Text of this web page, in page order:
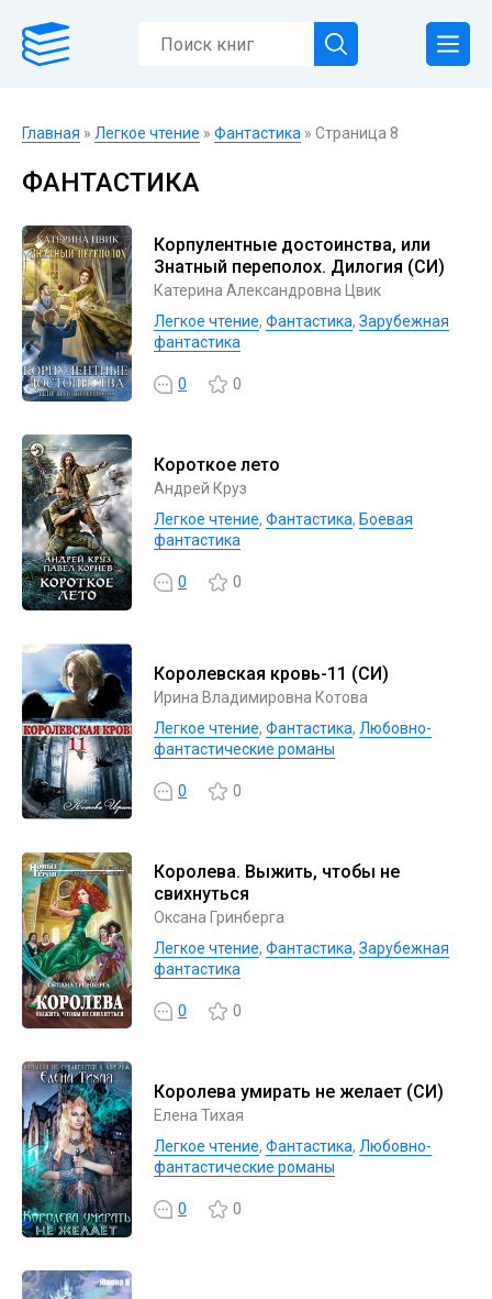
Главная » Легкое чтение » Фантастика » Страница 8
ФАНТАСТИКА
Корпулентные достоинства, или
Знатный переполох. Дилогия (СИ)
Катерина Александровна Цвик
Легкое чтение, Фантастика, Зарубежная
фантастика
0 0
Короткое лето
Андрей Круз
Легкое чтение, Фантастика, Боевая
фантастика
0 0
Королевская кровь-11 (СИ)
Ирина Владимировна Котова
Легкое чтение, Фантастика, Любовно-
фантастические романы
0 0
Королева. Выжить, чтобы не
свихнуться
Оксана Гринберга
Легкое чтение, Фантастика, Зарубежная
фантастика
0 0
Королева умирать не желает (СИ)
Елена Тихая
Легкое чтение, Фантастика, Любовно-
фантастические романы
0 0